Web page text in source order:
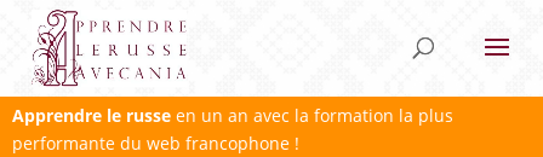
Apprendre le russe en un an avec la formation la plus
performante du web francophone !